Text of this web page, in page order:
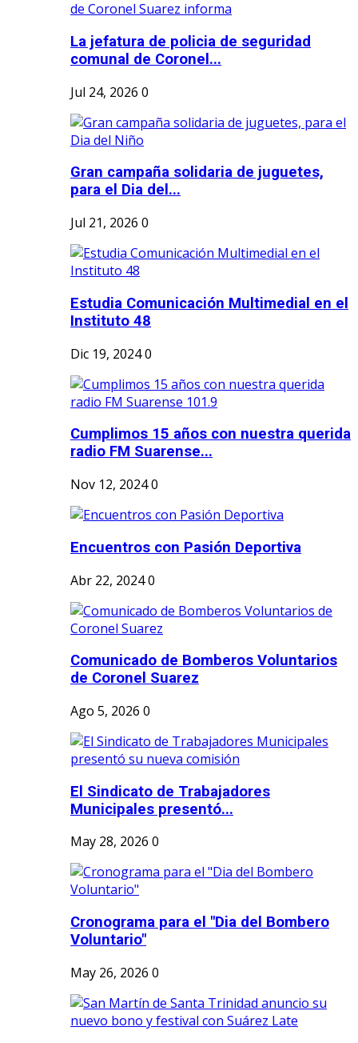
La jefatura de policia de seguridad
comunal de Coronel...
Jul 24, 2026 0
Gran campaña solidaria de juguetes,
para el Dia del...
Jul 21, 2026 0
Estudia Comunicación Multimedial en el
Instituto 48
Dic 19, 20240
Cumplimos 15 años con nuestra querida
radio FM Suarense...
Nov 12, 20240
Encuentros con Pasión Deportiva
Abr 22, 20240
Comunicado de Bomberos Voluntarios
de Coronel Suarez
Ago 5, 2026 0
El Sindicato de Trabajadores
Municipales presentó...
May 28, 2026 0
Cronograma para el "Dia del Bombero
Voluntario"
May 26, 2026 0